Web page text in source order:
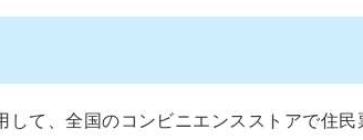
て、全国のコンビニエンスストアで住民